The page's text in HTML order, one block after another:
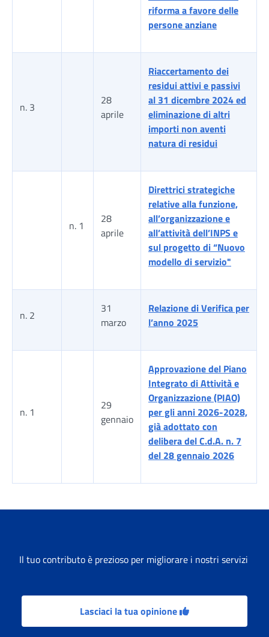
riforma a favore delle
persone anziane
n. 3
28
aprile
Riaccertamento dei
residui attivi e passivi
al 31 dicembre 2024 ed
eliminazione di altri
importi non aventi
natura di residui
n. 1
28
aprile
Direttrici strategiche
relative alla funzione,
all’organizzazione e
all’attività dell’INPS e
sul progetto di “Nuovo
modello di servizio"
n. 2
31
marzo
Relazione di Verifica per
l’anno 2025
n. 1
29
gennaio
Approvazione del Piano
Integrato di Attività e
Organizzazione (PIAO)
per gli anni 2026-2028,
già adottato con
delibera del C.d.A. n. 7
del 28 gennaio 2026
Il tuo contributo è prezioso per migliorare i nostri servizi
Lasciaci la tua opinione